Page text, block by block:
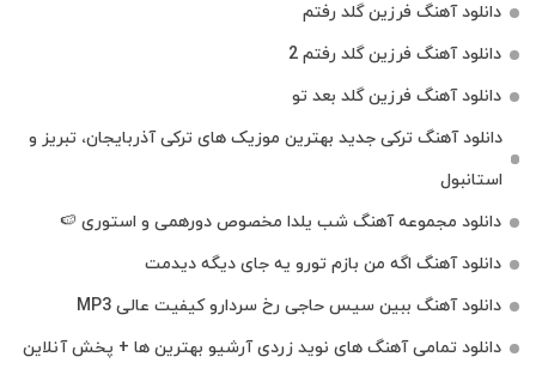
دانلود آهنگ فرزین گلد رفتم
دانلود آهنگ فرزین گلد رفتم 2
دانلود آهنگ فرزین گلد بعد تو
دانلود آهنگ ترکی جدید بهترین موزیک‌ های ترکی آذربایجان، تبریز و
استانبول
دانلود مجموعه آهنگ شب یلدا مخصوص دورهمی و استوری 🍉
دانلود آهنگ اگه من بازم تورو یه جای دیگه دیدمت
دانلود آهنگ ببین سیس حاجی رخ سردارو کیفیت عالی MP3
دانلود تمامی آهنگ های نوید زردی آرشیو بهترین ها + پخش آنلاین